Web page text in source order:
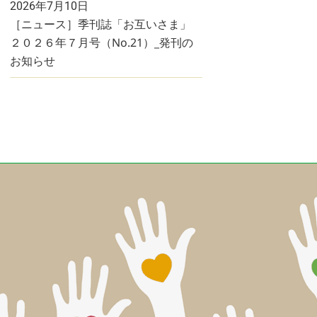
2026年7月10日
［ニュース］季刊誌「お互いさま」
２０２６年７月号（No.21）_発刊の
お知らせ